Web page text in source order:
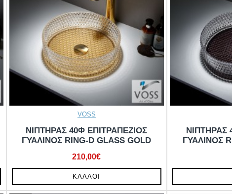
VOSS
ΝΙΠΤΗΡΑΣ 40Φ ΕΠΙΤΡΑΠΕΖΙΟΣ
ΓΥΑΛΙΝΟΣ RING-D GLASS GOLD
210,00€
ΚΑΛΆΘΙ
ΝΙΠΤΗΡΑΣ
ΓΥΑΛΙΝΟΣ